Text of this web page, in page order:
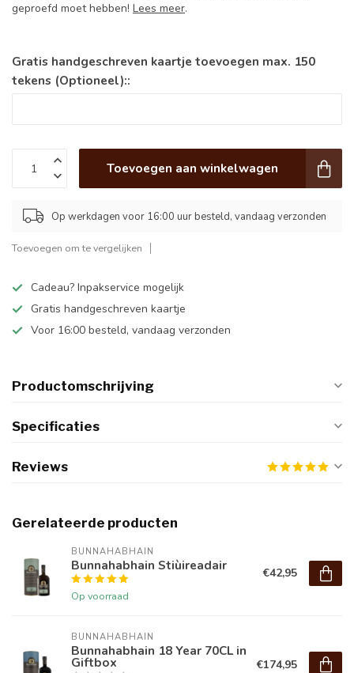
geproefd moet hebben! Lees meer.
Gratis handgeschreven kaartje toevoegen max. 150
tekens (Optioneel)::
Toevoegen aan winkelwagen
Op werkdagen voor 16:00 uur besteld, vandaag verzonden
Toevoegen om te vergelijken
Cadeau? Inpakservice mogelijk
Gratis handgeschreven kaartje
Voor 16:00 besteld, vandaag verzonden
Productomschrijving
Specificaties
Reviews
Gerelateerde producten
BUNNAHABHAIN
Bunnahabhain Stiùireadair
Op voorraad
€42,95
BUNNAHABHAIN
Bunnahabhain 18 Year 70CL in
Giftbox €174,95